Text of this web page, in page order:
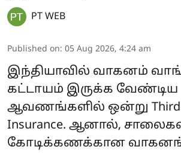
PT WEB
Published on: 05 Aug 2026, 4:24 am
இந்தியாவில் வாகனம்
கட்டாயம் இருக்க வேண்டிய
ஆவணங்களில் ஒன்று Third
Insurance. ஆனால்,
கோடிக்கணக்கான